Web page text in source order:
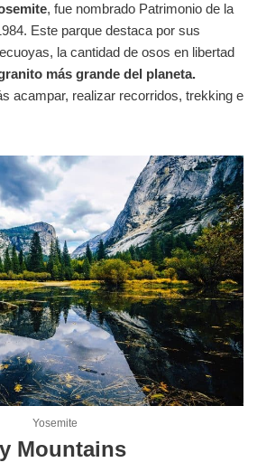
, fue nombrado Patrimonio de la
Este parque destaca por sus
la cantidad de osos en libertad
más grande del planeta.
acampar, realizar recorridos, trekking e
Yosemite
Mountains